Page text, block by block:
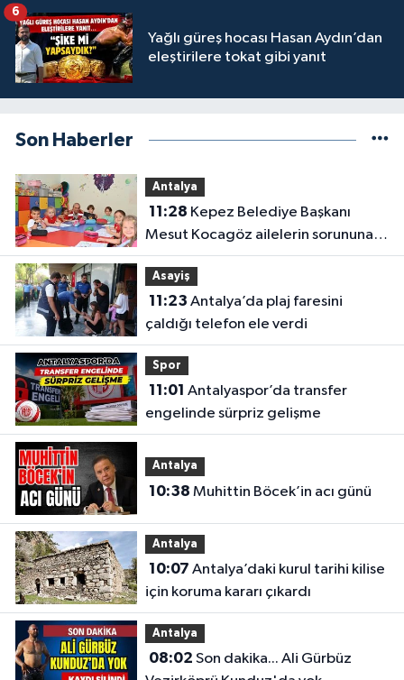
Yağlı güreş hocası Hasan Aydın’dan
eleştirilere tokat gibi yanıt
6
Son Haberler
Antalya
11:28
Mesut Kocagöz ailelerin sorununa
çözüm arıyor
Asayiş
11:23
çaldığı telefon ele verdi
Spor
11:01
engelinde sürpriz gelişme
Antalya
10:38 Muhittin Böcek’in acı günü
Antalya
10:07
için koruma kararı çıkardı
Antalya
08:02